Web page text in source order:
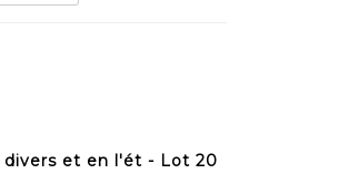
divers et en l'ét - Lot 20